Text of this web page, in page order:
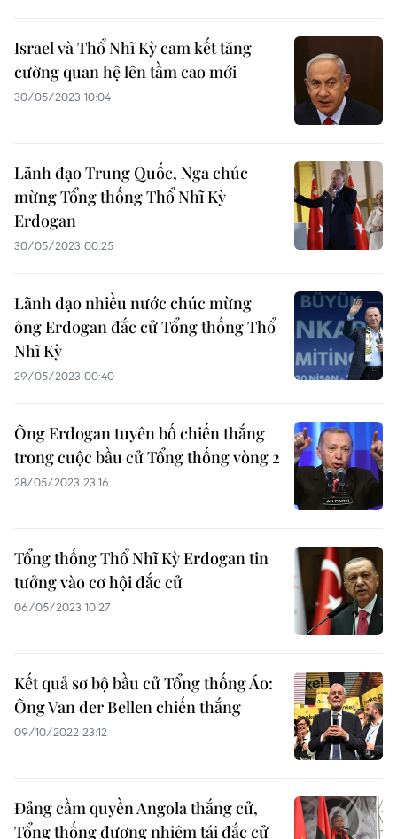
Israel và Thổ Nhĩ Kỳ cam kết tăng
cường quan hệ lên tầm cao mới
30/05/2023 10:04
Lãnh đạo Trung Quốc, Nga chúc
mừng Tổng thống Thổ Nhĩ Kỳ
Erdogan
30/05/2023 00:25
Lãnh đạo nhiều nước chúc mừng
ông Erdogan đắc cử Tổng thống Thổ
Nhĩ Kỳ
29/05/2023 00:40
Ông Erdogan tuyên bố chiến thắng
trong cuộc bầu cử Tổng thống vòng 2
28/05/2023 23:16
Tổng thống Thổ Nhĩ Kỳ Erdogan tin
tưởng vào cơ hội đắc cử
06/05/2023 10:27
Kết quả sơ bộ bầu cử Tổng thống Áo:
Ông Van der Bellen chiến thắng
09/10/2022 23:12
Đảng cầm quyền Angola thắng cử,
Tổng thống đương nhiệm tái đắc cử